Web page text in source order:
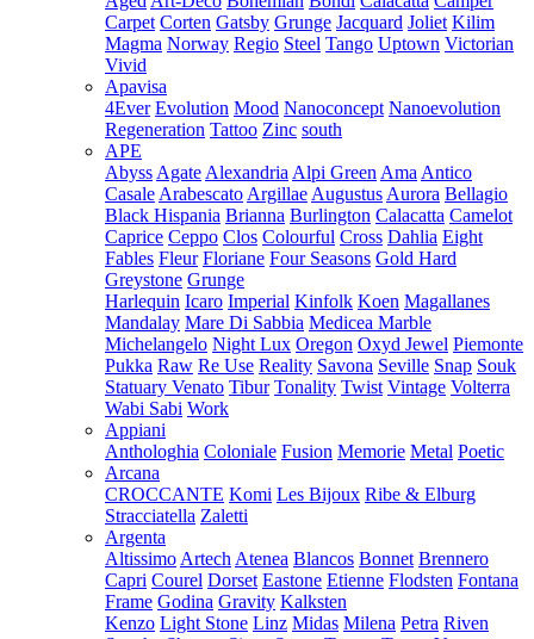
Carpet Corten Gatsby Grunge Jacquard Joliet Kilim
Magma Norway Regio Steel Tango Uptown Victorian
Vivid
Apavisa
4Ever Evolution Mood Nanoconcept Nanoevolution
Regeneration Tattoo Zinc south
APE
Abyss Agate Alexandria Alpi Green Ama Antico
Casale Arabescato Argillae Augustus Aurora Bellagio
Black Hispania Brianna Burlington Calacatta Camelot
Caprice Ceppo Clos Colourful Cross Dahlia Eight
Fables Fleur Floriane Four Seasons Gold Hard
Greystone Grunge
Harlequin Icaro Imperial Kinfolk Koen Magallanes
Mandalay Mare Di Sabbia Medicea Marble
Michelangelo Night Lux Oregon Oxyd Jewel Piemonte
Pukka Raw Re Use Reality Savona Seville Snap Souk
Statuary Venato Tibur Tonality Twist Vintage Volterra
Wabi Sabi Work
Appiani
Anthologhia Coloniale Fusion Memorie Metal Poetic
Arcana
CROCCANTE Komi Les Bijoux Ribe & Elburg
Stracciatella Zaletti
Argenta
Altissimo Artech Atenea Blancos Bonnet Brennero
Capri Courel Dorset Eastone Etienne Flodsten Fontana
Frame Godina Gravity Kalksten
Kenzo Light Stone Linz Midas Milena Petra Riven